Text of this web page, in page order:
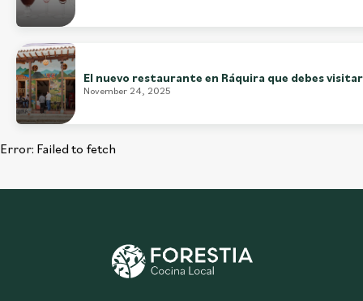
El nuevo restaurante en Ráquira que debes visitar
November 24, 2025
Error: Failed to fetch